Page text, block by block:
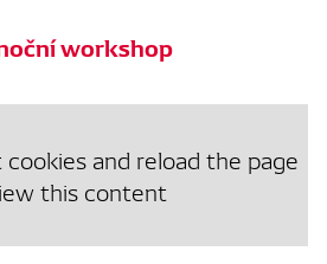
workshop
and reload the page
this content